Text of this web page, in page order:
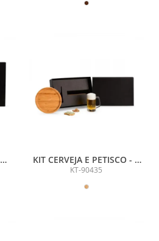
KIT CERVEJA E PETISCO - 2
PÇS
KT-90435